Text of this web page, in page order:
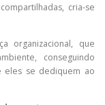
cria-se
organizacional, que
conseguindo
eles se dediquem ao